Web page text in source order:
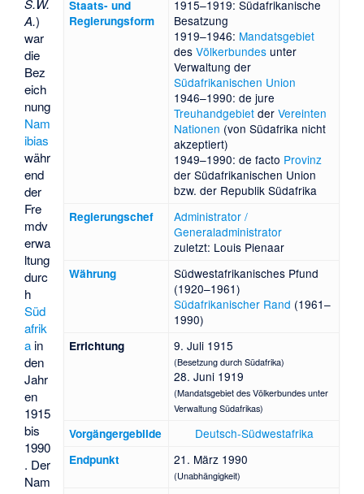
Staats- und
Regierungsform
1915–1919: Südafrikanische
Besatzung
1919–1946: Mandatsgebiet
desVölkerbundes unter
Verwaltung der
Südafrikanischen Union
1946–1990: de jure
Treuhandgebiet derVereinten
Nationen (von Südafrika nicht
akzeptiert)
1949–1990: de facto Provinz
der Südafrikanischen Union
bzw. der Republik Südafrika
Regierungschef
Administrator /
Generaladministrator
zuletzt: Louis Pienaar
Währung
Südwestafrikanisches Pfund
(1920–1961)
Südafrikanischer Rand (1961–
1990)
Errichtung 9. Juli 1915
(Besetzung durch Südafrika)
28. Juni 1919
(Mandatsgebiet des Völkerbundes unter
Verwaltung Südafrikas)
Vorgängergebilde Deutsch-Südwestafrika
Endpunkt 21. März 1990
(Unabhängigkeit)
S.W.
A.)
war
die
Bez
eich
nung
Nam
ibias
währ
end
der
Fre
mdv
erwa
ltung
durc
h
Süd
afrik
a in
den
Jahr
en
1915
bis
1990
. Der
Nam